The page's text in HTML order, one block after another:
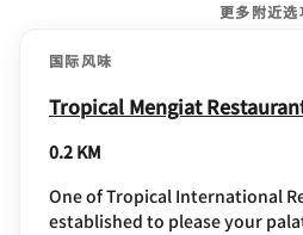
更多附近选
国际风味
Tropical Mengiat
0.2 KM
One of Tropical International
established to please your